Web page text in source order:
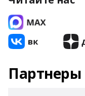
Партнеры